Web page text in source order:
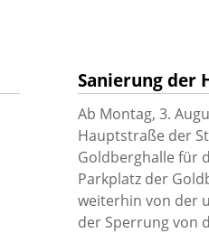
Sanierung der
Ab Montag, 3.
Hauptstraße der
Goldberghalle für
Parkplatz der
weiterhin von der
der Sperrung von